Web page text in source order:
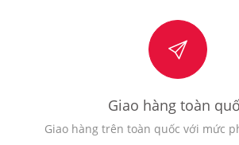
Giao hàng toàn
Giao hàng trên toàn quốc với mức